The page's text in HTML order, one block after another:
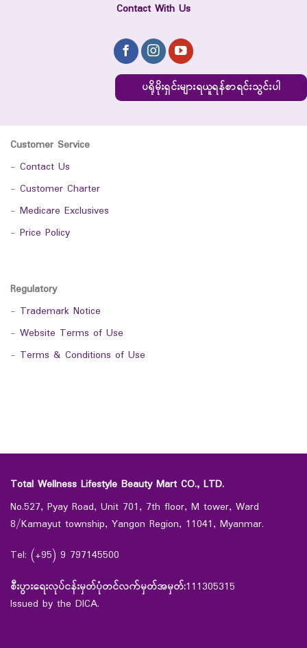
Contact With Us
ပရိုမိုးရှင်းများရယူရန်စာရင်းသွင်းပါ
Customer Service
- Contact Us
- Customer Charter
- Medicare Exclusives
- Price Policy
Regulatory
- Trademark Notice
- Website Terms of Use
- Terms & Conditions of Use
Total Wellness Lifestyle Beauty Mart CO., LTD.
No.527, Pyay Road, Unit 701, 7th floor, M tower, Ward
8/Kamayut township, Yangon Region, 11041, Myanmar.
Tel: (+95) 9 797145500
စီးပွားရေးလုပ်ငန်းမှတ်ပုံတင်လက်မှတ်အမှတ်:111305315
Issued by the DICA.